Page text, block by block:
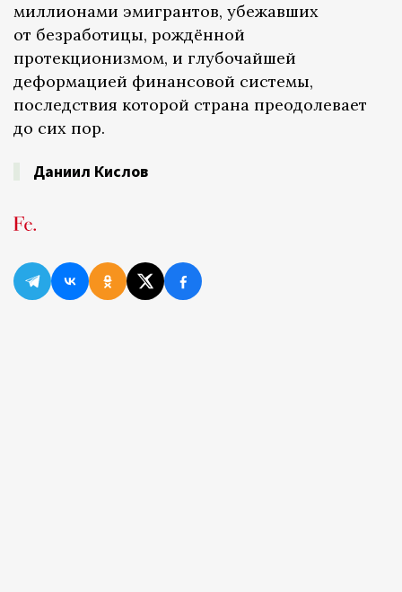
миллионами эмигрантов, убежавших
от безработицы, рождённой
протекционизмом, и глубочайшей
деформацией финансовой системы,
последствия которой страна преодолевает
до сих пор.
Даниил Кислов